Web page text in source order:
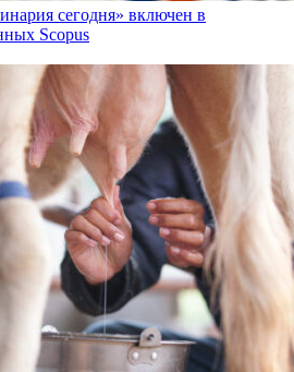
сегодня» включен в
Scopus